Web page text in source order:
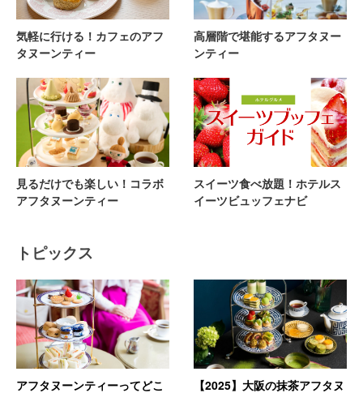
気軽に行ける！カフェのアフ
タヌーンティー
高層階で堪能するアフタヌー
ンティー
見るだけでも楽しい！コラボ
アフタヌーンティー
スイーツ食べ放題！ホテルス
イーツビュッフェナビ
トピックス
アフタヌーンティーってどこ
【2025】大阪の抹茶アフタヌ